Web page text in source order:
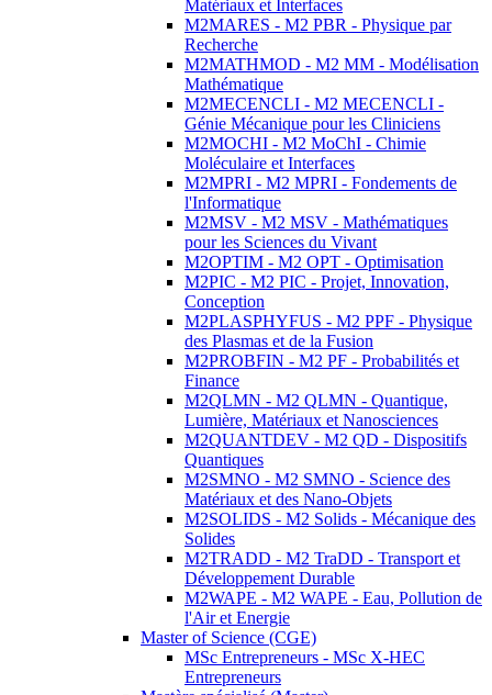
Matériaux et Interfaces
M2MARES - M2 PBR - Physique par
Recherche
M2MATHMOD - M2 MM - Modélisation
Mathématique
M2MECENCLI - M2 MECENCLI -
Génie Mécanique pour les Cliniciens
M2MOCHI - M2 MoChI - Chimie
Moléculaire et Interfaces
M2MPRI - M2 MPRI - Fondements de
l'Informatique
M2MSV - M2 MSV - Mathématiques
pour les Sciences du Vivant
M2OPTIM - M2 OPT - Optimisation
M2PIC - M2 PIC - Projet, Innovation,
Conception
M2PLASPHYFUS - M2 PPF - Physique
des Plasmas et de la Fusion
M2PROBFIN - M2 PF - Probabilités et
Finance
M2QLMN - M2 QLMN - Quantique,
Lumière, Matériaux et Nanosciences
M2QUANTDEV - M2 QD - Dispositifs
Quantiques
M2SMNO - M2 SMNO - Science des
Matériaux et des Nano-Objets
M2SOLIDS - M2 Solids - Mécanique des
Solides
M2TRADD - M2 TraDD - Transport et
Développement Durable
M2WAPE - M2 WAPE - Eau, Pollution de
l'Air et Energie
Master of Science (CGE)
MSc Entrepreneurs - MSc X-HEC
Entrepreneurs